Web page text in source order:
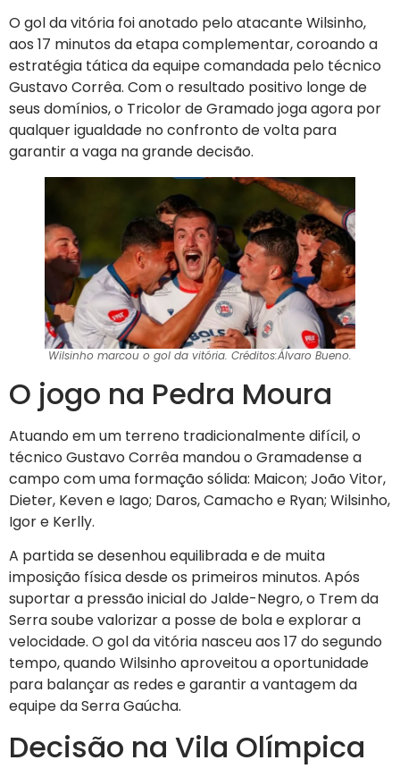
O gol da vitória foi anotado pelo atacante Wilsinho,
aos 17 minutos da etapa complementar, coroando a
estratégia tática da equipe comandada pelo técnico
Gustavo Corrêa. Com o resultado positivo longe de
seus domínios, o Tricolor de Gramado joga agora por
qualquer igualdade no confronto de volta para
garantir a vaga na grande decisão.
Wilsinho marcou o gol da vitória. Créditos:Álvaro Bueno.
O jogo na Pedra Moura
Atuando em um terreno tradicionalmente difícil, o
técnico Gustavo Corrêa mandou o Gramadense a
campo com uma formação sólida: Maicon; João Vitor,
Dieter, Keven e Iago; Daros, Camacho e Ryan; Wilsinho,
Igor e Kerlly.
A partida se desenhou equilibrada e de muita
imposição física desde os primeiros minutos. Após
suportar a pressão inicial do Jalde-Negro, o Trem da
Serra soube valorizar a posse de bola e explorar a
velocidade. O gol da vitória nasceu aos 17 do segundo
tempo, quando Wilsinho aproveitou a oportunidade
para balançar as redes e garantir a vantagem da
equipe da Serra Gaúcha.
Decisão na Vila Olímpica